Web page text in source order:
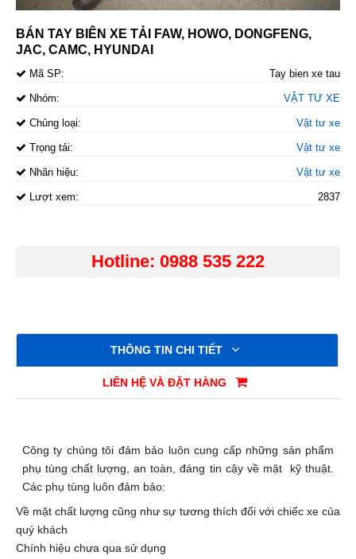
BÁN TAY BIÊN XE TẢI FAW, HOWO, DONGFENG,
JAC, CAMC, HYUNDAI
Mã SP: Tay bien xe tau
Nhóm: VẬT TƯ XE
Chủng loại: Vật tư xe
Trọng tải: Vật tư xe
Nhãn hiệu: Vật tư xe
Lượt xem: 2837
Hotline: 0988 535 222
THÔNG TIN CHI TIẾT
LIÊN HỆ VÀ ĐẶT HÀNG
Công ty chúng tôi đảm bảo luôn cung cấp những sản phẩm
phụ tùng chất lượng, an toàn, đáng tin cậy về mặt kỹ thuật.
Các phụ tùng luôn đảm bảo:
Về mặt chất lượng cũng như sự tương thích đối với chiếc xe của
quý khách
Chính hiệu chưa qua sử dụng